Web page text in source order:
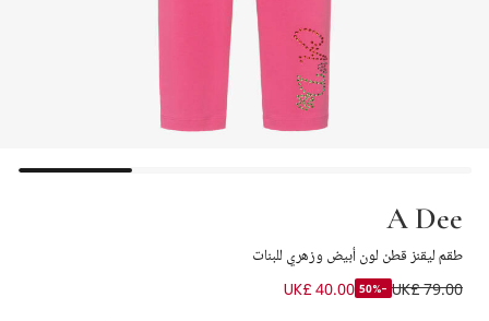
A Dee
طقم ليقنز قطن لون أبيض وزهري للبنات
UK£ 79.00
-50%
UK£ 40.00